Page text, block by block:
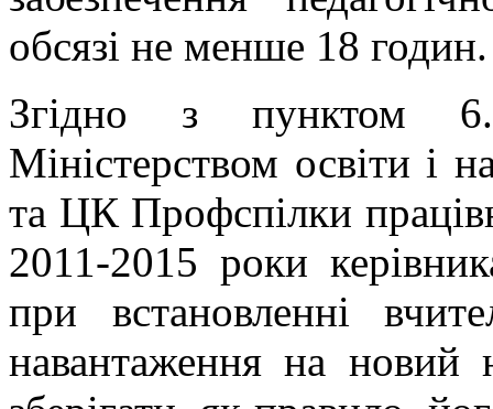
обсязі не менше 18 годин.
Згідно з пунктом
Міністерством освіти і
та ЦК Профспілки
2011-2015 роки
при встановленні
навантаження на новий